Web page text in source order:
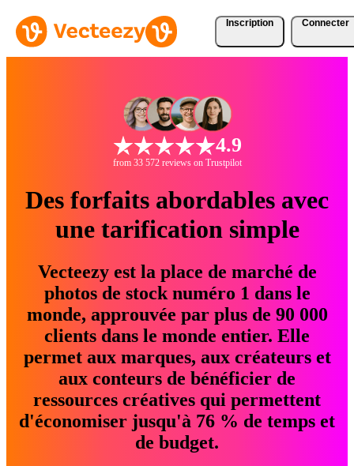
Inscription Connecter
4.9
from 33 572 reviews on Trustpilot
Des forfaits abordables avec
une tarification simple
Vecteezy est la place de marché de
photos de stock numéro 1 dans le
monde, approuvée par plus de 90 000
clients dans le monde entier. Elle
permet aux marques, aux créateurs et
aux conteurs de bénéficier de
ressources créatives qui permettent
d'économiser jusqu'à 76 % de temps et
de budget.